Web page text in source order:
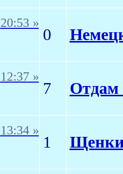
20:53 »
0
12:37 »
7 Отдам
13:34 »
1 Щенки